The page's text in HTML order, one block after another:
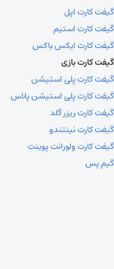
گیفت کارت اپل
گیفت کارت استیم
گیفت کارت ایکس باکس
گیفت کارت بازی
گیفت کارت پلی استیشن
گیفت کارت پلی استیشن پلاس
گیفت کارت ریزر گلد
گیفت کارت نینتندو
گیفت کارت ولورانت پوینت
گیم پس